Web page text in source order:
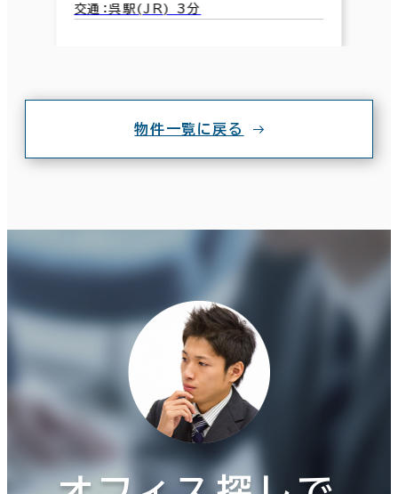
交通：呉駅(JR) 3分
物件一覧に戻る